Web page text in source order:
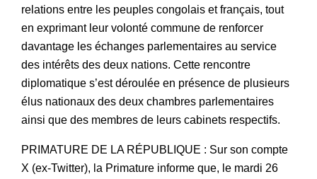
relations entre les peuples congolais et français, tout
en exprimant leur volonté commune de renforcer
davantage les échanges parlementaires au service
des intérêts des deux nations. Cette rencontre
diplomatique s’est déroulée en présence de plusieurs
élus nationaux des deux chambres parlementaires
ainsi que des membres de leurs cabinets respectifs.
PRIMATURE DE LA RÉPUBLIQUE : Sur son compte
X (ex-Twitter), la Primature informe que, le mardi 26